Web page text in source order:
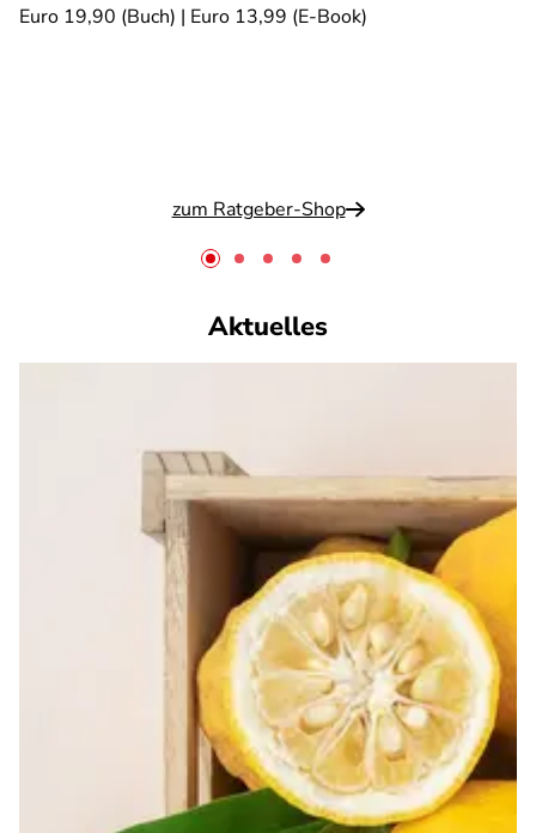
Euro 19,90 (Buch) | Euro 13,99 (E-Book)
zum Ratgeber-Shop
Aktuelles